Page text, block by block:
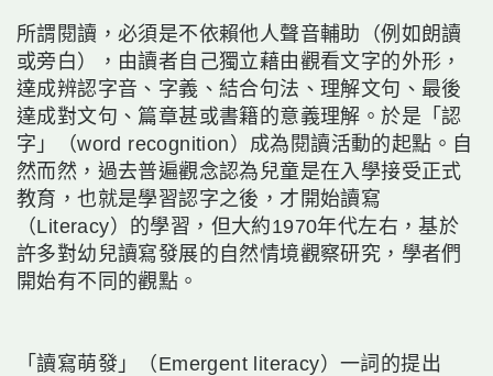
所謂閱讀，必須是不依賴他人聲音輔助（例如朗讀
或旁白），由讀者自己獨立藉由觀看文字的外形，
達成辨認字音、字義、結合句法、理解文句、最後
達成對文句、篇章甚或書籍的意義理解。於是「認
字」（word recognition）成為閱讀活動的起點。自
然而然，過去普遍觀念認為兒童是在入學接受正式
教育，也就是學習認字之後，才開始讀寫
（Literacy）的學習，但大約1970年代左右，基於
許多對幼兒讀寫發展的自然情境觀察研究，學者們
開始有不同的觀點。
「讀寫萌發」（Emergent literacy）一詞的提出